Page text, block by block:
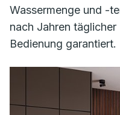
Wassermenge und -
nach Jahren
Bedienung garantiert.